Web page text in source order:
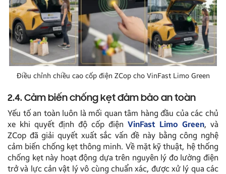
Điều chỉnh chiều cao cốp điện ZCop cho VinFast Limo Green
2.4. Cảm biến chống kẹt đảm bảo an toàn
Yếu tố an toàn luôn là mối quan tâm hàng đầu của các chủ
xe khi quyết định độ cốp điện VinFast Limo Green, và
ZCop đã giải quyết xuất sắc vấn đề này bằng công nghệ
cảm biến chống kẹt thông minh. Về mặt kỹ thuật, hệ thống
chống kẹt này hoạt động dựa trên nguyên lý đo lường điện
trở và lực cản vật lý vô cùng chuẩn xác, được xử lý qua các